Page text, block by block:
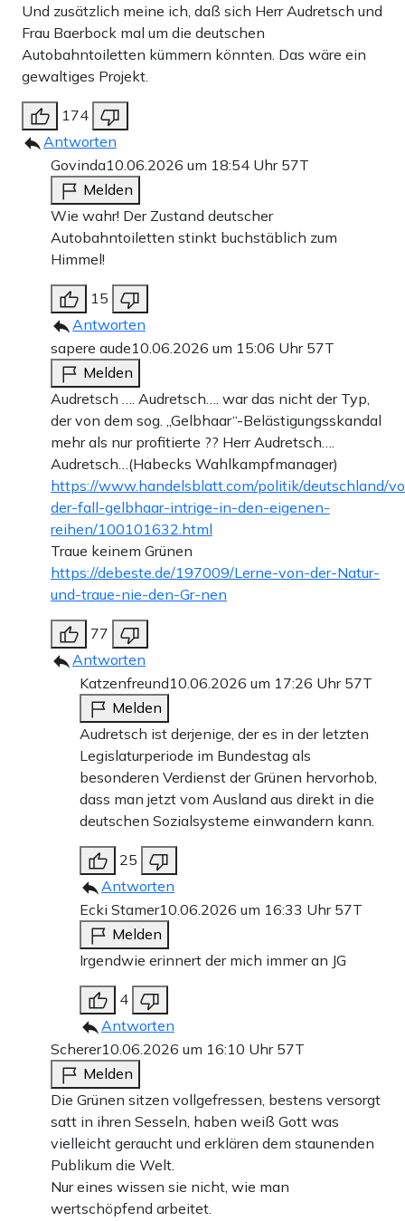
Und zusätzlich meine ich, daß sich Herr Audretsch und
Frau Baerbock mal um die deutschen
Autobahntoiletten kümmern könnten. Das wäre ein
gewaltiges Projekt.
174
Antworten
Govinda10.06.2026 um 18:54 Uhr 57T
Melden
Wie wahr! Der Zustand deutscher
Autobahntoiletten stinkt buchstäblich zum
Himmel!
15
Antworten
sapere aude10.06.2026 um 15:06 Uhr 57T
Melden
Audretsch …. Audretsch…. war das nicht der Typ,
der von dem sog. „Gelbhaar“-Belästigungsskandal
mehr als nur profitierte ?? Herr Audretsch….
Audretsch…(Habecks Wahlkampfmanager)
https://www.handelsblatt.com/politik/deutschland/
der-fall-gelbhaar-intrige-in-den-eigenen-
reihen/100101632.html
Traue keinem Grünen
https://debeste.de/197009/Lerne-von-der-Natur-
und-traue-nie-den-Gr-nen
77
Antworten
Katzenfreund10.06.2026 um 17:26 Uhr 57T
Melden
Audretsch ist derjenige, der es in der letzten
Legislaturperiode im Bundestag als
besonderen Verdienst der Grünen hervorhob,
dass man jetzt vom Ausland aus direkt in die
deutschen Sozialsysteme einwandern kann.
25
Antworten
Ecki Stamer10.06.2026 um 16:33 Uhr 57T
Melden
Irgendwie erinnert der mich immer an JG
4
Antworten
Scherer10.06.2026 um 16:10 Uhr 57T
Melden
Die Grünen sitzen vollgefressen, bestens versorgt
satt in ihren Sesseln, haben weiß Gott was
vielleicht geraucht und erklären dem staunenden
Publikum die Welt.
Nur eines wissen sie nicht, wie man
wertschöpfend arbeitet.